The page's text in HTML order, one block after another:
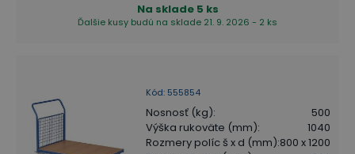
Na sklade 5 ks
Ďalšie kusy budú na sklade 21. 9. 2026 - 2 ks
Kód: 555854
Nosnosť (kg):
500
Výška rukoväte (mm):
1040
Rozmery políc š x d (mm):800 x 1200